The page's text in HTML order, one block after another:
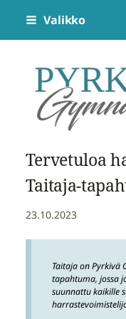
Siirry
sivun
sisältöön
Valikko
Tervetuloa
Taitaja-
23.10.2023
Taitaja on Pyrkivä
tapahtuma, jossa
suunnattu kaikille